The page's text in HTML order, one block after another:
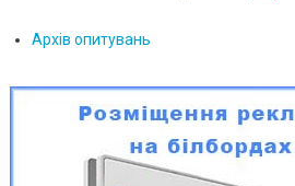
Архів опитувань